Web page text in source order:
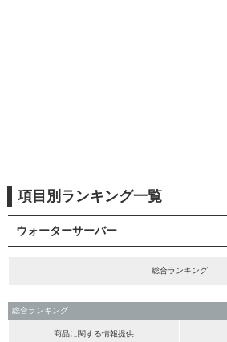
項目別ランキング一覧
ウォーターサーバー
総合ランキング
総合ランキング
商品に関する情報提供